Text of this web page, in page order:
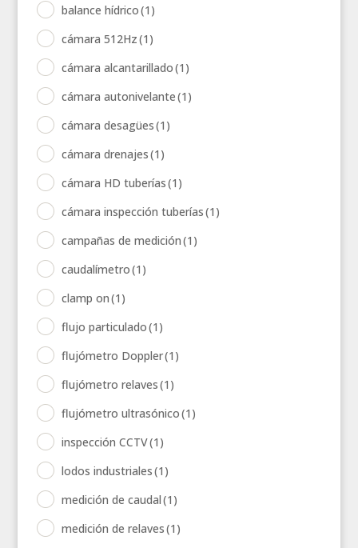
balance hídrico(1)
cámara 512Hz(1)
cámara alcantarillado(1)
cámara autonivelante(1)
cámara desagües(1)
cámara drenajes(1)
cámara HD tuberías(1)
cámara inspección tuberías(1)
campañas de medición(1)
caudalímetro(1)
clamp on(1)
flujo particulado(1)
flujómetro Doppler(1)
flujómetro relaves(1)
flujómetro ultrasónico(1)
inspección CCTV(1)
lodos industriales(1)
medición de caudal(1)
medición de relaves(1)